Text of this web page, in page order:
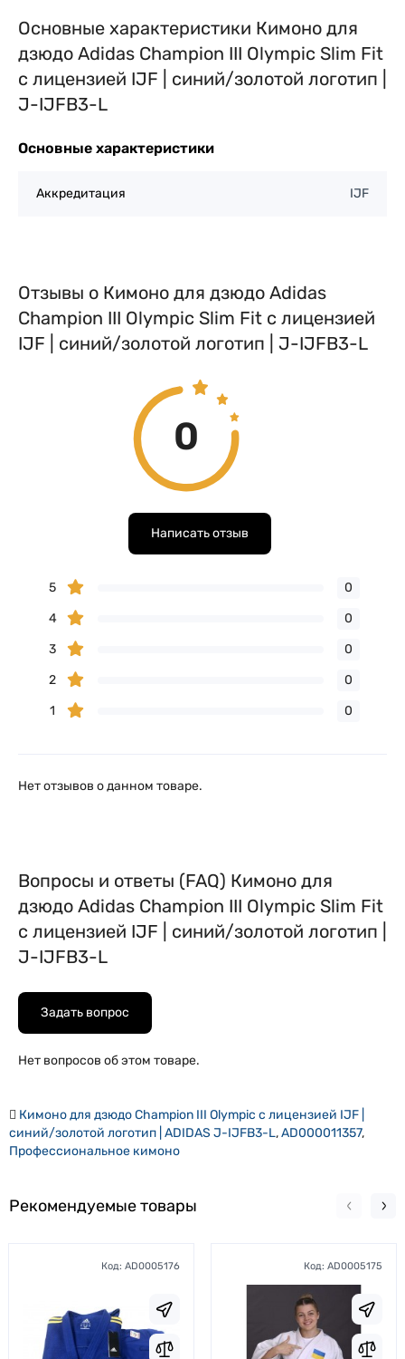
Основные характеристики Кимоно для
дзюдо Adidas Champion III Olympic Slim Fit
с лицензией IJF | синий/золотой логотип |
J-IJFB3-L
Основные характеристики
Аккредитация IJF
Отзывы о Кимоно для дзюдо Adidas
Champion III Olympic Slim Fit с лицензией
IJF | синий/золотой логотип | J-IJFB3-L
0
Написать отзыв
5
0
4
0
3
0
2
0
1
0
Нет отзывов о данном товаре.
Вопросы и ответы (FAQ) Кимоно для
дзюдо Adidas Champion III Olympic Slim Fit
с лицензией IJF | синий/золотой логотип |
J-IJFB3-L
Задать вопрос
Нет вопросов об этом товаре.
Кимоно для дзюдо Champion III Olympic с лицензией IJF |
синий/золотой логотип | ADIDAS J-IJFB3-L,AD000011357,
Профессиональное кимоно
Рекомендуемые товары
Код: AD0005176 Код: AD0005175